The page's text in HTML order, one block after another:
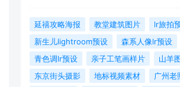
延禧攻略海报 教堂建筑图片
lr旅拍
新生儿lightroom预设
森系人像lr预设
青色调lr预设
亲子工笔画样片
山羊
东京街头摄影
地标视频素材
广州老